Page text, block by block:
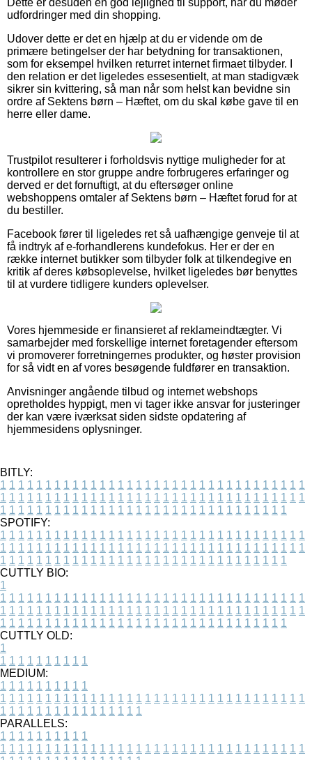
udfordringer med din shopping.
Udover dette er det en hjælp at du er vidende om de
primære betingelser der har betydning for transaktionen,
som for eksempel hvilken returret internet firmaet tilbyder. I
den relation er det ligeledes essesentielt, at man stadigvæk
sikrer sin kvittering, så man når som helst kan bevidne sin
ordre af Sektens børn – Hæftet, om du skal købe gave til en
herre eller dame.
Trustpilot resulterer i forholdsvis nyttige muligheder for at
kontrollere en stor gruppe andre forbrugeres erfaringer og
derved er det fornuftigt, at du eftersøger online
webshoppens omtaler af Sektens børn – Hæftet forud for at
du bestiller.
Facebook fører til ligeledes ret så uafhængige genveje til at
få indtryk af e-forhandlerens kundefokus. Her er der en
række internet butikker som tilbyder folk at tilkendegive en
kritik af deres købsoplevelse, hvilket ligeledes bør benyttes
til at vurdere tidligere kunders oplevelser.
Vores hjemmeside er finansieret af reklameindtægter. Vi
samarbejder med forskellige internet foretagender eftersom
vi promoverer forretningernes produkter, og høster provision
for så vidt en af vores besøgende fuldfører en transaktion.
Anvisninger angående tilbud og internet webshops
opretholdes hyppigt, men vi tager ikke ansvar for justeringer
der kan være iværksat siden sidste opdatering af
hjemmesidens oplysninger.
BITLY:
1 1 1 1 1 1 1 1 1 1 1 1 1 1 1 1 1 1 1 1 1 1 1 1 1 1 1 1 1 1 1 1 1 1
1 1 1 1 1 1 1 1 1 1 1 1 1 1 1 1 1 1 1 1 1 1 1 1 1 1 1 1 1 1 1 1 1 1
1 1 1 1 1 1 1 1 1 1 1 1 1 1 1 1 1 1 1 1 1 1 1 1 1 1 1 1 1 1 1 1
SPOTIFY:
1 1 1 1 1 1 1 1 1 1 1 1 1 1 1 1 1 1 1 1 1 1 1 1 1 1 1 1 1 1 1 1 1 1
1 1 1 1 1 1 1 1 1 1 1 1 1 1 1 1 1 1 1 1 1 1 1 1 1 1 1 1 1 1 1 1 1 1
1 1 1 1 1 1 1 1 1 1 1 1 1 1 1 1 1 1 1 1 1 1 1 1 1 1 1 1 1 1 1 1
CUTTLY BIO:
1
1 1 1 1 1 1 1 1 1 1 1 1 1 1 1 1 1 1 1 1 1 1 1 1 1 1 1 1 1 1 1 1 1 1
1 1 1 1 1 1 1 1 1 1 1 1 1 1 1 1 1 1 1 1 1 1 1 1 1 1 1 1 1 1 1 1 1 1
1 1 1 1 1 1 1 1 1 1 1 1 1 1 1 1 1 1 1 1 1 1 1 1 1 1 1 1 1 1 1 1
CUTTLY OLD:
1
1 1 1 1 1 1 1 1 1 1
MEDIUM:
1 1 1 1 1 1 1 1 1 1
1 1 1 1 1 1 1 1 1 1 1 1 1 1 1 1 1 1 1 1 1 1 1 1 1 1 1 1 1 1 1 1 1 1
1 1 1 1 1 1 1 1 1 1 1 1 1 1 1 1
PARALLELS:
1 1 1 1 1 1 1 1 1 1
1 1 1 1 1 1 1 1 1 1 1 1 1 1 1 1 1 1 1 1 1 1 1 1 1 1 1 1 1 1 1 1 1 1